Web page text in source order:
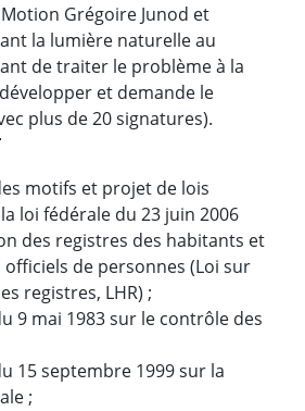
Motion Grégoire Junod et
la lumière naturelle au
de traiter le problème à la
et demande le
plus de 20 signatures).
motifs et projet de lois
loi fédérale du 23 juin 2006
des registres des habitants et
de personnes (Loi sur
registres, LHR) ;
9 mai 1983 sur le contrôle des
15 septembre 1999 sur la
;